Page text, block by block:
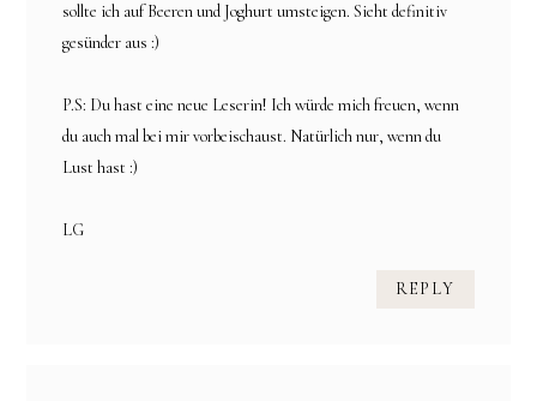
sollte ich auf Beeren und Joghurt umsteigen. Sieht definitiv
gesünder aus :)
P.S: Du hast eine neue Leserin! Ich würde mich freuen, wenn
du auch mal bei mir vorbeischaust. Natürlich nur, wenn du
Lust hast :)
LG
REPLY